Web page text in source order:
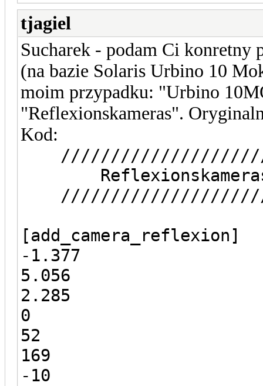
tjagiel
Sucharek - podam Ci konretny
(na bazie Solaris Urbino 10
moim przypadku: "Urbino
"Reflexionskameras".
Kod:
Reflexionskameras
[add_camera_reflexion]
-1.377
5.056
2.285
0
52
169
-10